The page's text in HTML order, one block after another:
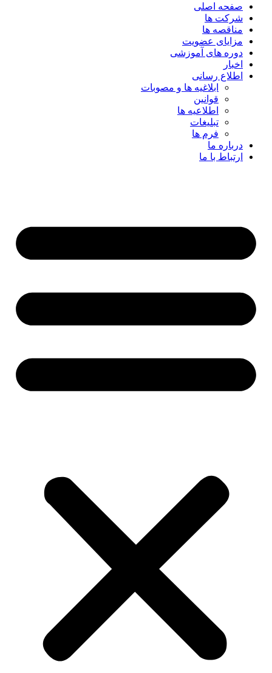
صفحه اصلی
شرکت ها
مناقصه ها
مزایای عضویت
دوره های آموزشی
اخبار
اطلاع رسانی
ابلاغیه ها و مصوبات
قوانین
اطلاعیه ها
تبلیغات
فرم ها
درباره ما
ارتباط با ما